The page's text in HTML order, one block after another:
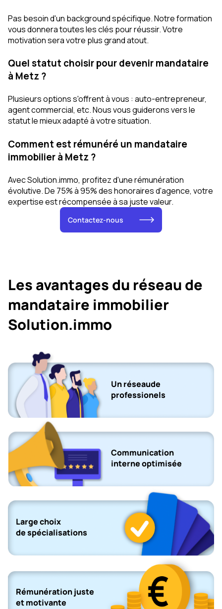
Pas besoin d'un background spécifique. Notre formation
vous donnera toutes les clés pour réussir. Votre
motivation sera votre plus grand atout.
Quel statut choisir pour devenir mandataire
à Metz ?
Plusieurs options s'offrent à vous : auto-entrepreneur,
agent commercial, etc. Nous vous guiderons vers le
statut le mieux adapté à votre situation.
Comment est rémunéré un mandataire
immobilier à Metz ?
Avec Solution.immo, profitez d'une rémunération
évolutive. De 75% à 95% des honoraires d'agence, votre
expertise est récompensée à sa juste valeur.
Contactez-nous
Les avantages du réseau de
mandataire immobilier
Solution.immo
Un réseaude
professionels
Communication
interne optimisée
Large choix
de spécialisations
Rémunération juste
et motivante